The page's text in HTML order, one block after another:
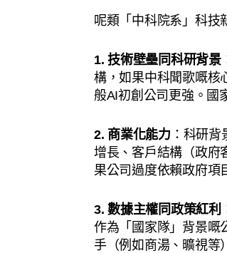
呢類「中科院系」科技
1. 技術壁壘同科研背景
構，如果中科聞歌嘅核
般AI初創公司更強。國
2. 商業化能力 ：科研
增長、客戶結構（政府
果公司過度依賴政府項
3. 數據主權同政策紅利
作為「國家隊」背景嘅
手（例如商湯、曠視等